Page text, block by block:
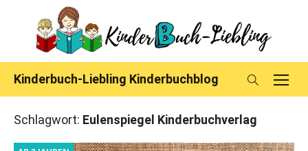
content
Kinderbuch-Liebling Kinderbuchblog
Schlagwort: Eulenspiegel Kinderbuchverlag